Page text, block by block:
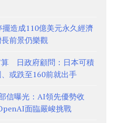
造成110億美元永久經濟
前景仍樂觀
算 日政府顧問：日本可積
或跌至160前就出手
信曝光：AI領先優勢收
面臨嚴峻挑戰